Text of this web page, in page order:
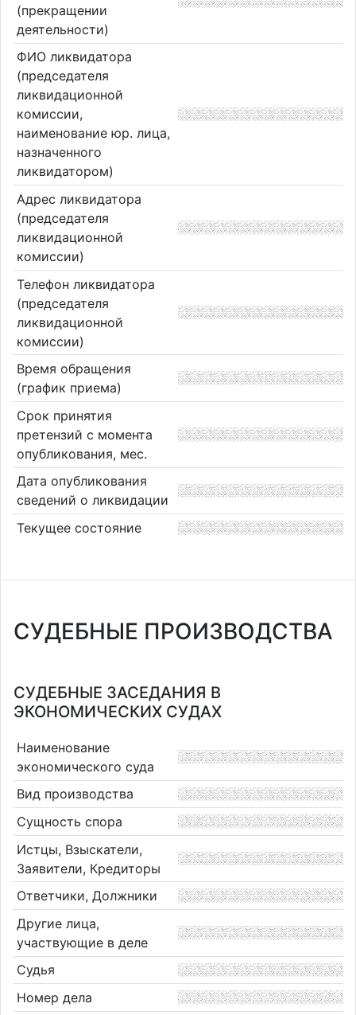
(прекращении
деятельности)
ФИО ликвидатора
(председателя
ликвидационной
комиссии,
наименование юр. лица,
назначенного
ликвидатором)
Адрес ликвидатора
(председателя
ликвидационной
комиссии)
Телефон ликвидатора
(председателя
ликвидационной
комиссии)
Время обращения
(график приема)
Срок принятия
претензий с момента
опубликования, мес.
Дата опубликования
сведений о ликвидации
Текущее состояние
СУДЕБНЫЕ ПРОИЗВОДСТВА
СУДЕБНЫЕ ЗАСЕДАНИЯ В
ЭКОНОМИЧЕСКИХ СУДАХ
Наименование
экономического суда
Вид производства
Сущность спора
Истцы, Взыскатели,
Заявители, Кредиторы
Ответчики, Должники
Другие лица,
участвующие в деле
Судья
Номер дела